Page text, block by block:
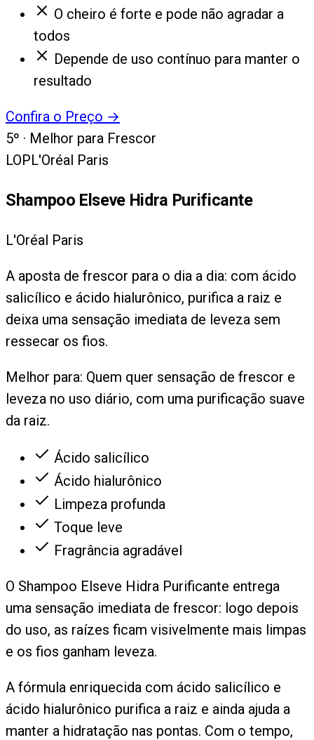
O cheiro é forte e pode não agradar a
todos
Depende de uso contínuo para manter o
resultado
Confira o Preço →
5º · Melhor para Frescor
LOPL'Oréal Paris
Shampoo Elseve Hidra Purificante
L'Oréal Paris
A aposta de frescor para o dia a dia: com ácido
salicílico e ácido hialurônico, purifica a raiz e
deixa uma sensação imediata de leveza sem
ressecar os fios.
Melhor para: Quem quer sensação de frescor e
leveza no uso diário, com uma purificação suave
da raiz.
Ácido salicílico
Ácido hialurônico
Limpeza profunda
Toque leve
Fragrância agradável
O Shampoo Elseve Hidra Purificante entrega
uma sensação imediata de frescor: logo depois
do uso, as raízes ficam visivelmente mais limpas
e os fios ganham leveza.
A fórmula enriquecida com ácido salicílico e
ácido hialurônico purifica a raiz e ainda ajuda a
manter a hidratação nas pontas. Com o tempo,